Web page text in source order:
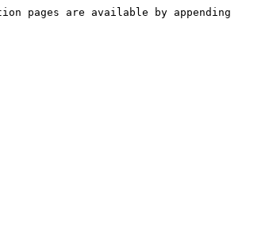
pages are available by appending